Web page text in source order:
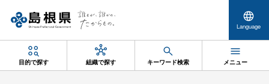
Language
目的で探す 組織で探す キーワード検索 メニュー